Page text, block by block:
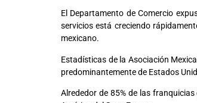
El Departamento de Comercio
servicios está creciendo
mexicano.
Estadísticas de la Asociación
predominantemente de Estados
Alrededor de 85% de las